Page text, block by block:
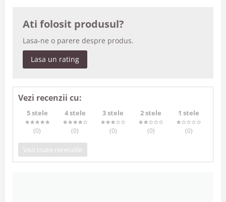
Ati folosit produsul?
Lasa-ne o parere despre produs.
Lasa un rating
Vezi recenzii cu:
5 stele
(0)
4 stele
(0)
3 stele
(0)
2 stele
(0)
1 stele
(0)
Vezi toate recenziile